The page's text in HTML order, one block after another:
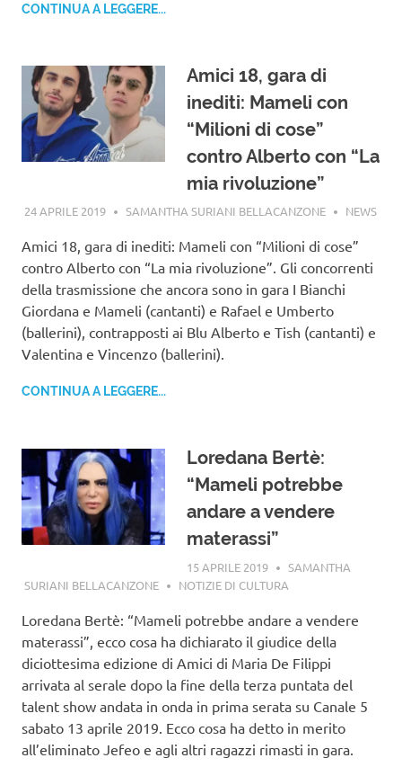
CONTINUA A LEGGERE...
Amici 18, gara di
inediti: Mameli con
“Milioni di cose”
contro Alberto con “La
mia rivoluzione”
24 APRILE 2019 SAMANTHA SURIANI BELLACANZONE NEWS
Amici 18, gara di inediti: Mameli con “Milioni di cose”
contro Alberto con “La mia rivoluzione”. Gli concorrenti
della trasmissione che ancora sono in gara I Bianchi
Giordana e Mameli (cantanti) e Rafael e Umberto
(ballerini), contrapposti ai Blu Alberto e Tish (cantanti) e
Valentina e Vincenzo (ballerini).
CONTINUA A LEGGERE...
Loredana Bertè:
“Mameli potrebbe
andare a vendere
materassi”
15 APRILE 2019
SAMANTHA
SURIANI BELLACANZONE
NOTIZIE DI CULTURA
Loredana Bertè: “Mameli potrebbe andare a vendere
materassi”, ecco cosa ha dichiarato il giudice della
diciottesima edizione di Amici di Maria De Filippi
arrivata al serale dopo la fine della terza puntata del
talent show andata in onda in prima serata su Canale 5
sabato 13 aprile 2019. Ecco cosa ha detto in merito
all’eliminato Jefeo e agli altri ragazzi rimasti in gara.